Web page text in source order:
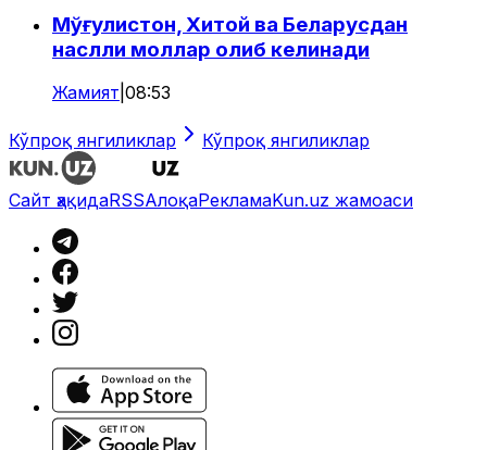
Мўғулистон, Хитой ва Беларусдан
наслли моллар олиб келинади
Жамият 08:53
Кўпроқ янгиликлар Кўпроқ янгиликлар
Сайт ҳақидаRSSАлоқаРекламаKun.uz жамоаси